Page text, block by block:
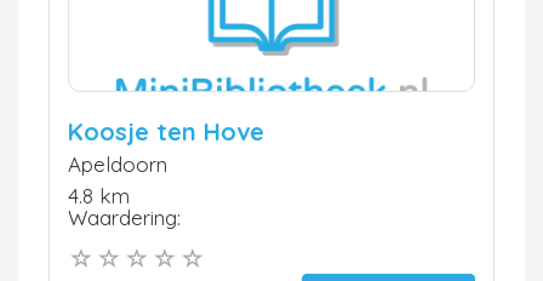
Koosje ten Hove
Apeldoorn
4.8 km
Waardering: